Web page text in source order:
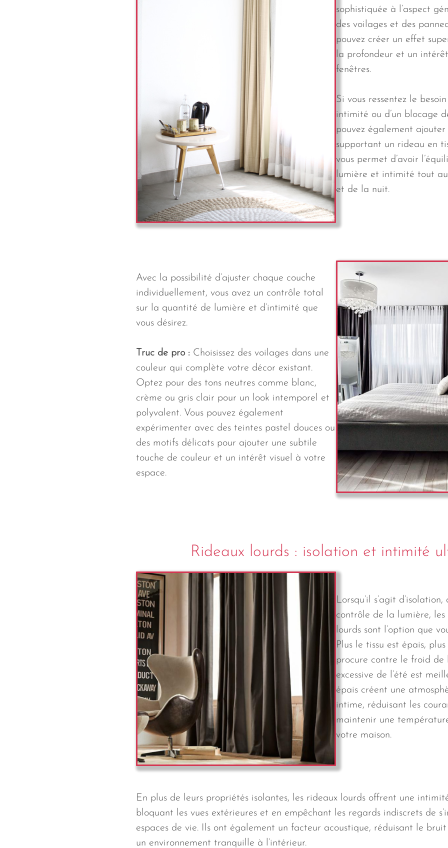
sophistiquée à l’aspect
des voilages et des
pouvez créer un effet
la profondeur et un
fenêtres.
Si vous ressentez le
intimité ou d’un blocage
pouvez également
supportant un rideau en
vous permet d’avoir
lumière et intimité tout
et de la nuit.
Avec la possibilité d’ajuster chaque couche
individuellement, vous avez un contrôle total
sur la quantité de lumière et d’intimité que
vous désirez.
Truc de pro : Choisissez des voilages dans une
couleur qui complète votre décor existant.
Optez pour des tons neutres comme blanc,
crème ou gris clair pour un look intemporel et
polyvalent. Vous pouvez également
expérimenter avec des teintes pastel douces ou
des motifs délicats pour ajouter une subtile
touche de couleur et un intérêt visuel à votre
espace.
Rideaux lourds : isolation et intimité
Lorsqu’il s’agit
contrôle de la lumière, les
lourds sont l’option que
Plus le tissu est épais, plus
procure contre le froid de
excessive de l’été est
épais créent une
intime, réduisant les
maintenir une
votre maison.
En plus de leurs propriétés isolantes, les rideaux lourds offrent une
bloquant les vues extérieures et en empêchant les regards indiscrets de
espaces de vie. Ils ont également un facteur acoustique, réduisant le
un environnement tranquille à l’intérieur.